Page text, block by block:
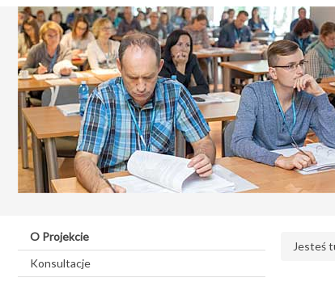
O Projekcie
Konsultacje
Jesteś